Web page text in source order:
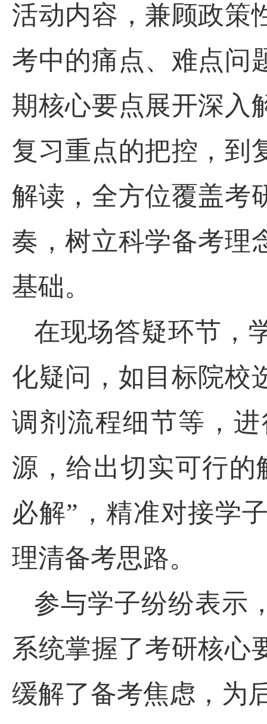
活动内容，兼顾政策
考中的痛点、难点问
期核心要点展开深入
复习重点的把控，到
解读，全方位覆盖考
奏，树立科学备考理
基础。
在现场答疑环节，
化疑问，如目标院校
调剂流程细节等，
源，给出切实可行的
必解”，精准对接学
理清备考思路。
参与学子纷纷表示
系统掌握了考研核心
缓解了备考焦虑，为